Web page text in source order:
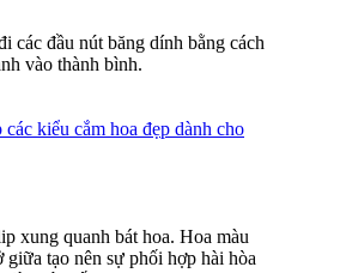
các đầu nút băng dính bằng cách
vào thành bình.
xung quanh bát hoa. Hoa màu
giữa tạo nên sự phối hợp hài hòa